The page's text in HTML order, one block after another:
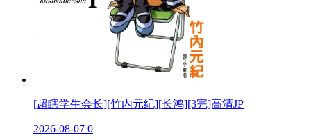
[超瞎学生会长][竹内元纪][长鸿][3完]高清JP
2026-08-07 0